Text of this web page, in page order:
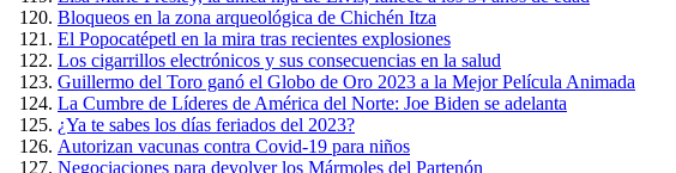
Bloqueos en la zona arqueológica de Chichén Itza
El Popocatépetl en la mira tras recientes explosiones
Los cigarrillos electrónicos y sus consecuencias en la salud
Guillermo del Toro ganó el Globo de Oro 2023 a la Mejor Película Animada
La Cumbre de Líderes de América del Norte: Joe Biden se adelanta
¿Ya te sabes los días feriados del 2023?
Autorizan vacunas contra Covid-19 para niños
Negociaciones para devolver los Mármoles del Partenón